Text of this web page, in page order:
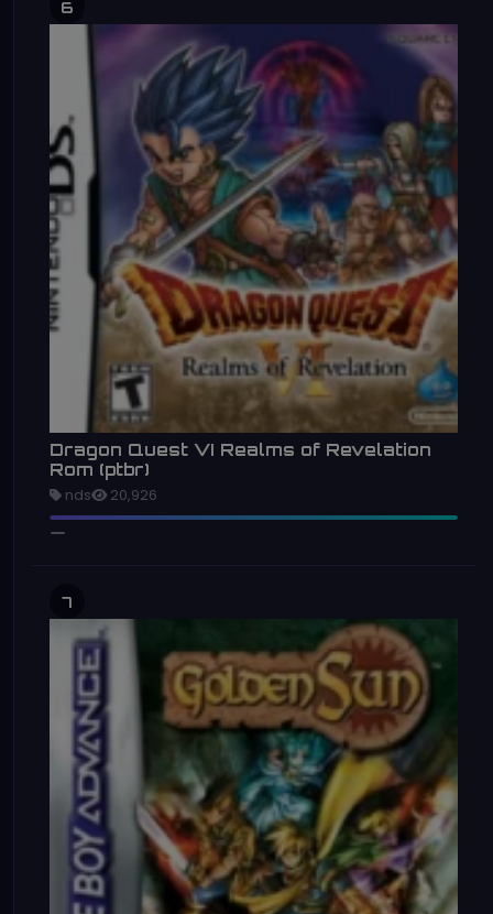
6
Dragon Quest VI Realms of Revelation
Rom (ptbr)
nds 20,926
7